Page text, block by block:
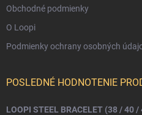
Obchodné podmienky
O Loopi
Podmienky ochrany osobných
POSLEDNÉ HODNOTENIE
LOOPI STEEL BRACELET (38 / 40 /